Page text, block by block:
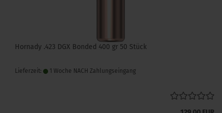
Hornady .423 DGX Bonded 400 gr 50 Stück
Lieferzeit: 1 Woche NACH Zahlungseingang